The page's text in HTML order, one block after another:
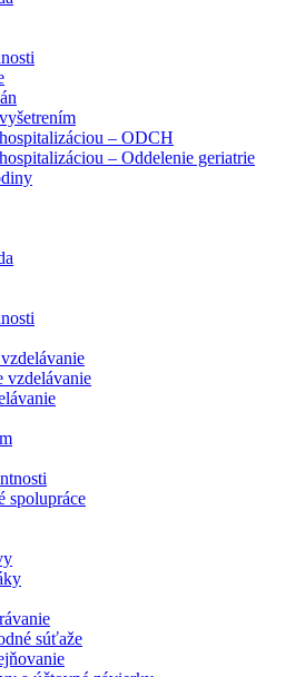
– ODCH
– Oddelenie geriatrie
vzdelávanie
spolupráce
súťaže